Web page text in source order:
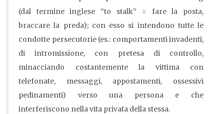
(dal termine inglese “to stalk” = fare la posta,
braccare la preda); con esso si intendono tutte le
condotte persecutorie (es.: comportamenti invadenti,
di intromissione, con pretesa di controllo,
minacciando costantemente la vittima con
telefonate, messaggi, appostamenti, ossessivi
pedinamenti) verso una persona e che
interferiscono nella vita privata della stessa.